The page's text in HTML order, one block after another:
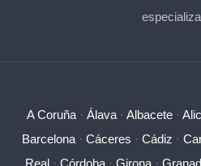
A Coruña · Álava · Albacete ·
Barcelona· Cáceres · Cádiz ·
Real · Córdoba · Girona ·